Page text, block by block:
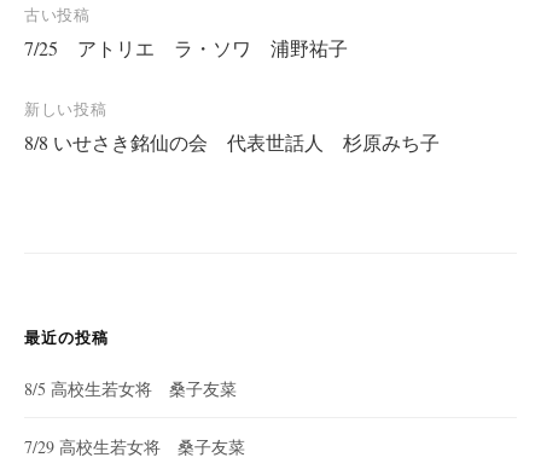
投
稿
ナ
ビ
古い投稿
7/25 アトリエ ラ・ソワ 浦野祐子
新しい投稿
8/8 いせさき銘仙の会 代表世話人 杉原みち子
最近の投稿
8/5 高校生若女将 桑子友菜
7/29 高校生若女将 桑子友菜